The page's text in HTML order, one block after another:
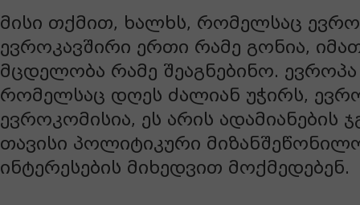
მისი თქმით, ხალხს, რომელსაც
ევროკავშირი ერთი რამე გონია,
მცდელობა რამე შეაგნებინო. ევროპა
რომელსაც დღეს ძალიან უჭირს,
ევროკომისია, ეს არის ადამიანების
თავისი პოლიტიკური
ინტერესების მიხედვით მოქმედებენ.